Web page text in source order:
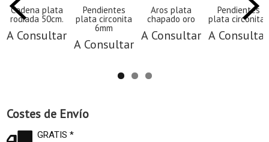
Costes de Envío
GRATIS *
Cadena plata
rodiada 50cm.
A Consultar
Pendientes
plata circonita
6mm
A Consultar
Aros plata
chapado oro
A Consultar
Pendientes
plata circonitas
A Consultar